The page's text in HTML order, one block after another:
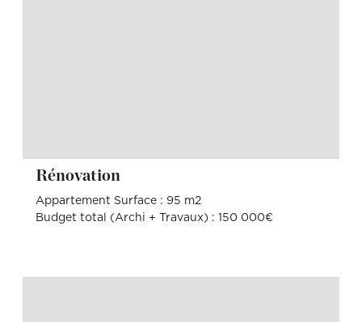
Rénovation
Appartement Surface : 95 m2
Budget total (Archi + Travaux) : 150 000€